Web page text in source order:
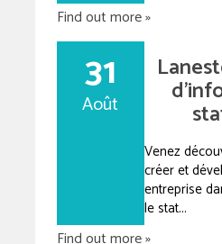
Find out more »
31
Août
Venez
créer et
entreprise
le stat...
Find out more »